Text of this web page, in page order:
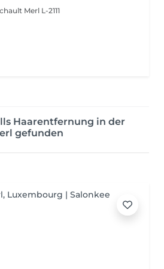
Merl L-2111
Haarentfernung in der
gefunden